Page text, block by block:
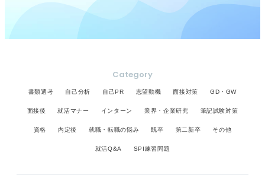
Category
書類選考 自己分析 自己PR 志望動機 面接対策 GD・GW
面接後 就活マナー インターン 業界・企業研究 筆記試験対策
資格 内定後 就職・転職の悩み 既卒 第二新卒 その他
就活Q&A SPI練習問題